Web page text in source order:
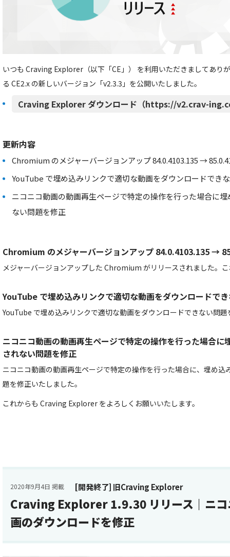
いつも Craving Explorer（以下「CE」） を利用いただきましてあり
る CE2.x の新しいバージョン「v2.3.3」を公開いたしました。
Craving Explorer ダウンロード（https://v2.crav-
更新内容
Chromium のメジャーバージョンアップ 84.0.4103.135 →
YouTube で埋め込みリンクで適切な動画をダウンロードでき
ニコニコ動画の動画再生ページで特定の操作を行った場合に
ない問題を修正
Chromium のメジャーバージョンアップ 84.0.4103.135 →
メジャーバージョンアップした Chromium がリリースされました。
YouTube で埋め込みリンクで適切な動画をダウンロードで
YouTube で埋め込みリンクで適切な動画をダウンロードできない問
ニコニコ動画の動画再生ページで特定の操作を行った場合に
されない問題を修正
ニコニコ動画の動画再生ページで特定の操作を行った場合に、埋め込
題を修正いたしました。
これからも Craving Explorer をよろしくお願いいたします。
[開発終了] 旧Craving Explorer
2020年9月4日 掲載
Craving Explorer 1.9.30 リリース｜ニコ
画のダウンロードを修正